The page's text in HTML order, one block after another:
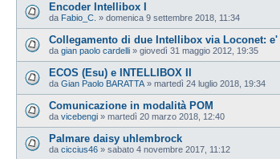
Encoder Intellibox I
da Fabio_C. » domenica 9 settembre 2018, 11:34
Collegamento di due Intellibox via Loconet:
da gian paolo cardelli » giovedì 31 maggio 2012, 19:35
ECOS (Esu) e INTELLIBOX II
da Gian Paolo BARATTA » martedì 24 luglio 2018, 19:34
Comunicazione in modalità POM
da vicebengi » martedì 20 marzo 2018, 12:40
Palmare daisy uhlembrock
da ciccius46 » sabato 4 novembre 2017, 11:12